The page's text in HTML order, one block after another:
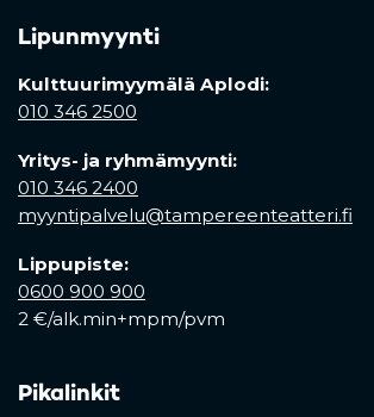
Lipunmyynti
Kulttuurimyymälä Aplodi:
010 346 2500
Yritys- ja ryhmämyynti:
010 346 2400
myyntipalvelu@tampereenteatteri.fi
Lippupiste:
0600 900 900
2 €/alk.min+mpm/pvm
Pikalinkit